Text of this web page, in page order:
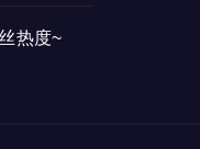
热度~